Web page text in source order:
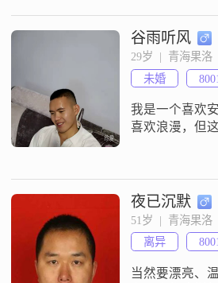
谷雨听风
29岁  |  青海果洛
未婚
我是一个喜欢
喜欢浪漫，但
样的环境中，
也可以接受很
##3002##我的
彩！
夜已沉默
51岁  |  青海果洛
离异
当然要漂亮、